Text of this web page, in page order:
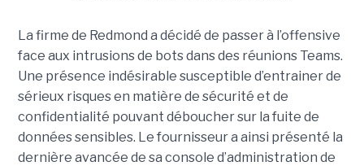
La firme de Redmond a décidé de passer à l’offensive
face aux intrusions de bots dans des réunions Teams.
Une présence indésirable susceptible d’entrainer de
sérieux risques en matière de sécurité et de
confidentialité pouvant déboucher sur la fuite de
données sensibles. Le fournisseur a ainsi présenté la
dernière avancée de sa console d’administration de